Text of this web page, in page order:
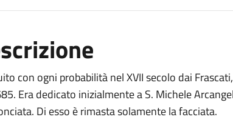
con ogni probabilità nel XVII secolo dai
Era dedicato inizialmente a S. Michele
Di esso è rimasta solamente la facciata.